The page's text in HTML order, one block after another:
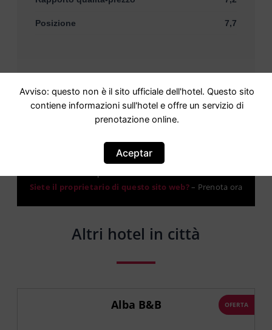
Posizione 7,7
Attenzione: questo non è un sito ufficiale. Questo sito
contiene informazioni sull hotel e offre un servizio di
Siete il proprietario di questo sito web?– Prenota ora
Altri hotel in città
OFERTA
Alba B&B
Avviso: questo non è il sito ufficiale dell'hotel. Questo sito
contiene informazioni sull'hotel e offre un servizio di
prenotazione online.
Aceptar